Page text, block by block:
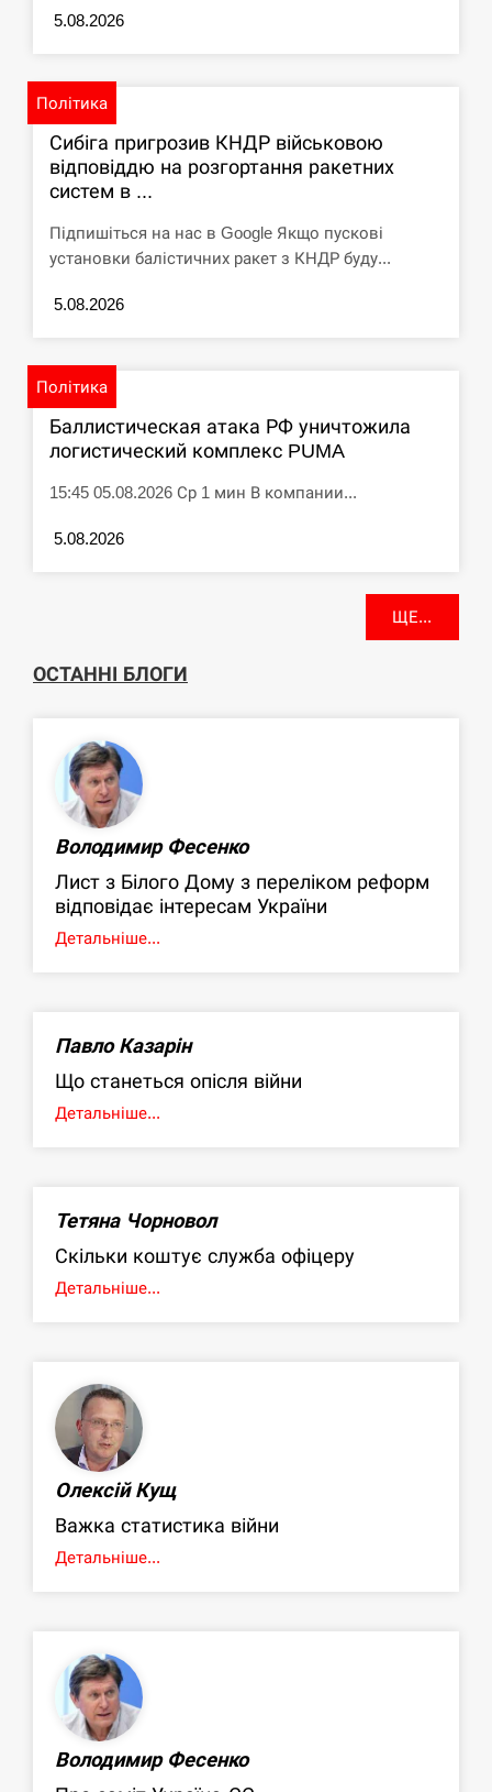
5.08.2026
Політика
Сибіга пригрозив КНДР військовою
відповіддю на розгортання ракетних
систем в ...
Підпишіться на нас в Google Якщо пускові
установки балістичних ракет з КНДР буду...
5.08.2026
Політика
Баллистическая атака РФ уничтожила
логистический комплекс PUMA
15:45 05.08.2026 Ср 1 мин В компании...
5.08.2026
ЩЕ...
ОСТАННІ БЛОГИ
Володимир Фесенко
Лист з Білого Дому з переліком реформ
відповідає інтересам України
Детальніше...
Павло Казарін
Що станеться опісля війни
Детальніше...
Тетяна Чорновол
Скільки коштує служба офіцеру
Детальніше...
Олексій Кущ
Важка статистика війни
Детальніше...
Володимир Фесенко